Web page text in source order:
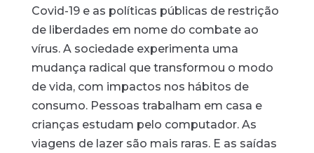
Covid-19 e as políticas públicas de restrição
de liberdades em nome do combate ao
vírus. A sociedade experimenta uma
mudança radical que transformou o modo
de vida, com impactos nos hábitos de
consumo. Pessoas trabalham em casa e
crianças estudam pelo computador. As
viagens de lazer são mais raras. E as saídas